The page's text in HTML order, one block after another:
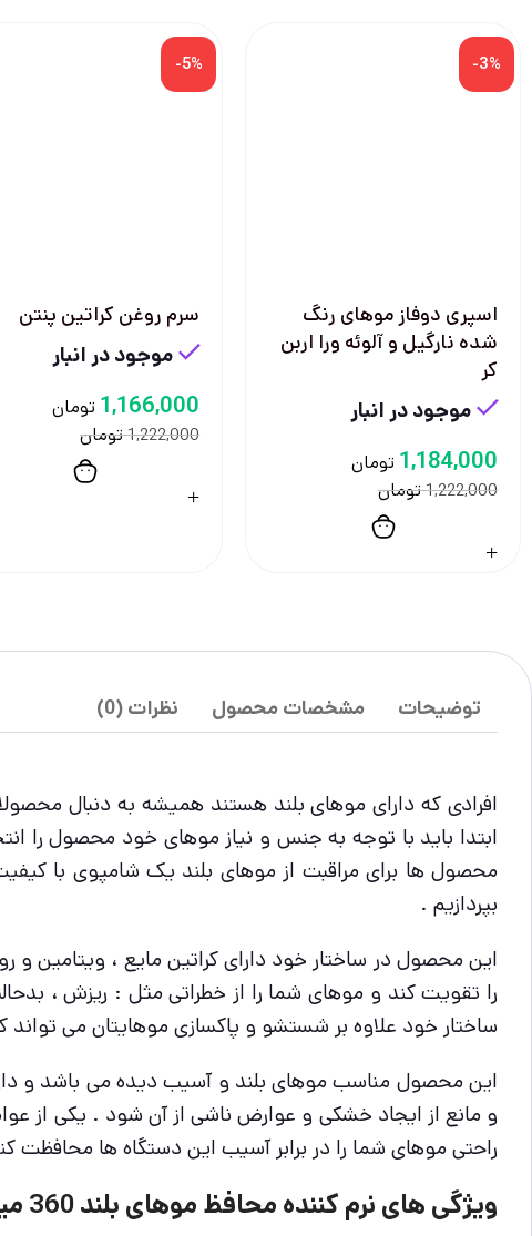
-3%
اسپری دوفاز موهای رنگ
شده نارگیل و آلوئه ورا اربن
کر
موجود در انبار
1,222,000تومان
1,184,000 تومان
-5%
سرم روغن کراتین پنتن
موجود در انبار
1,222,000تومان
1,166,000 تومان
توضیحات مشخصات محصول نظرات (0)
افرادی که دارای موهای بلند هستند همیشه به دنبال
ابتدا باید با توجه به جنس و نیاز موهای خود محصول را
محصول ها برای مراقبت از موهای بلند یک شامپوی با
بپردازیم .
این محصول در ساختار خود دارای کراتین مایع ، ویتامین
را تقویت کند و موهای شما را از خطراتی مثل : ریزش ،
ساختار خود علاوه بر شستشو و پاکسازی موهایتان می تواند
این محصول مناسب موهای بلند و آسیب دیده می باشد و
و مانع از ایجاد خشکی و عوارض ناشی از آن شود . یکی از
راحتی موهای شما را در برابر آسیب این دستگاه ها محافظت
ویژگی های نرم کننده محافظ موهای بلند 360 میل لورآل